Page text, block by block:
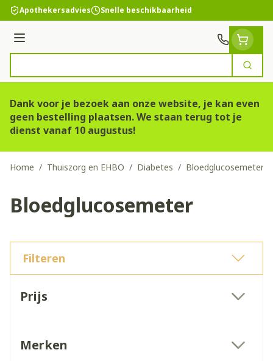
Ga naar de inhoud
Apothekersadvies Snelle beschikbaarheid
Menu
Zoek
Dank voor je bezoek aan onze website, je kan even
geen bestelling plaatsen. We staan terug tot je
dienst vanaf 10 augustus!
Home / Thuiszorg en EHBO / Diabetes / Bloedglucosemeter
Bloedglucosemeter
Filteren
Prijs
Merken